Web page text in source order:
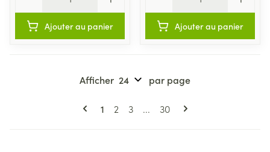
Ajouter au panier Ajouter au panier
Pages
Vous lisez actuellement la page
1 Page
2 Page
3 ... Page
30
Afficher par page